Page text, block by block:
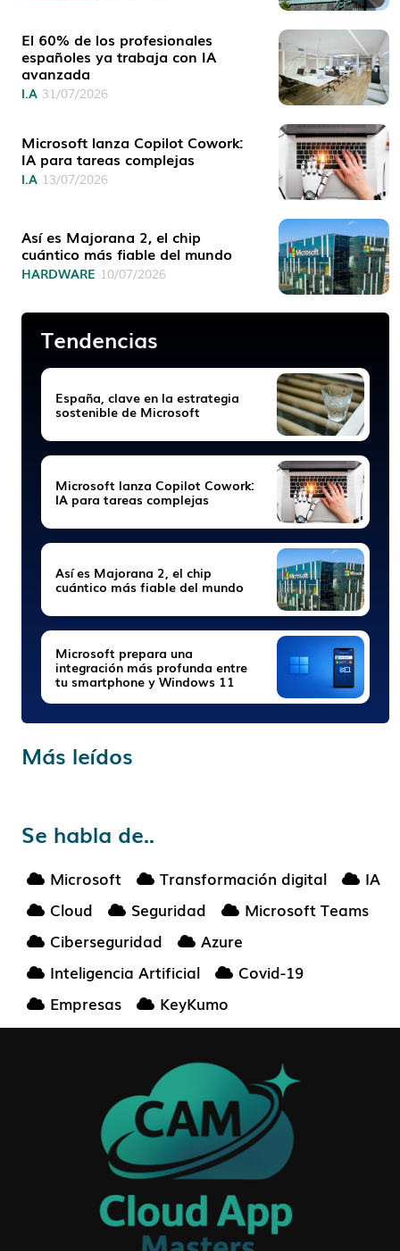
El 60% de los profesionales
españoles ya trabaja con IA
avanzada
I.A 31/07/2026
Microsoft lanza Copilot Cowork:
IA para tareas complejas
I.A 13/07/2026
Así es Majorana 2, el chip
cuántico más fiable del mundo
HARDWARE 10/07/2026
Tendencias
España, clave en la estrategia
sostenible de Microsoft
Microsoft lanza Copilot Cowork:
IA para tareas complejas
Así es Majorana 2, el chip
cuántico más fiable del mundo
Microsoft prepara una
integración más profunda entre
tu smartphone y Windows 11
Más leídos
Se habla de..
Microsoft Transformación digital
IA
Cloud
Seguridad
Microsoft Teams
Ciberseguridad
Azure
Inteligencia Artificial
Covid-19
Empresas
KeyKumo